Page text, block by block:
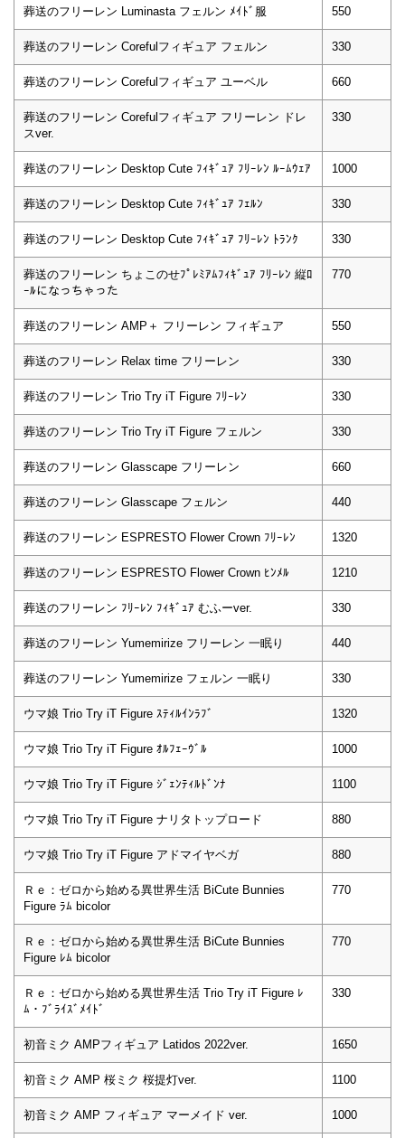
葬送のフリーレン Luminasta フェルン ﾒｲﾄﾞ服 550
葬送のフリーレン Corefulフィギュア フェルン 330
葬送のフリーレン Corefulフィギュア ユーベル 660
葬送のフリーレン Corefulフィギュア フリーレン ドレ
スver.
330
葬送のフリーレン Desktop Cute ﾌｨｷﾞｭｱ ﾌﾘｰﾚﾝ ﾙｰﾑｳｪｱ 1000
葬送のフリーレン Desktop Cute ﾌｨｷﾞｭｱ ﾌｪﾙﾝ 330
葬送のフリーレン Desktop Cute ﾌｨｷﾞｭｱ ﾌﾘｰﾚﾝ ﾄﾗﾝｸ 330
葬送のフリーレン ちょこのせﾌﾟﾚﾐｱﾑﾌｨｷﾞｭｱ ﾌﾘｰﾚﾝ 縦ﾛ
ｰﾙになっちゃった
770
葬送のフリーレン AMP＋ フリーレン フィギュア 550
葬送のフリーレン Relax time フリーレン 330
葬送のフリーレン Trio Try iT Figure ﾌﾘｰﾚﾝ 330
葬送のフリーレン Trio Try iT Figure フェルン 330
葬送のフリーレン Glasscape フリーレン 660
葬送のフリーレン Glasscape フェルン 440
葬送のフリーレン ESPRESTO Flower Crown ﾌﾘｰﾚﾝ 1320
葬送のフリーレン ESPRESTO Flower Crown ﾋﾝﾒﾙ 1210
葬送のフリーレン ﾌﾘｰﾚﾝ ﾌｨｷﾞｭｱ むふーver. 330
葬送のフリーレン Yumemirize フリーレン 一眠り 440
葬送のフリーレン Yumemirize フェルン 一眠り 330
ウマ娘 Trio Try iT Figure ｽﾃｨﾙｲﾝﾗﾌﾞ 1320
ウマ娘 Trio Try iT Figure ｵﾙﾌｪｰｳﾞﾙ 1000
ウマ娘 Trio Try iT Figure ｼﾞｪﾝﾃｨﾙﾄﾞﾝﾅ 1100
ウマ娘 Trio Try iT Figure ナリタトップロード 880
ウマ娘 Trio Try iT Figure アドマイヤベガ 880
Ｒｅ：ゼロから始める異世界生活 BiCute Bunnies
Figure ﾗﾑ bicolor
770
Ｒｅ：ゼロから始める異世界生活 BiCute Bunnies
Figure ﾚﾑ bicolor
770
Ｒｅ：ゼロから始める異世界生活 Trio Try iT Figure ﾚ
ﾑ・ﾌﾞﾗｲｽﾞﾒｲﾄﾞ
330
初音ミク AMPフィギュア Latidos 2022ver. 1650
初音ミク AMP 桜ミク 桜提灯ver. 1100
初音ミク AMP フィギュア マーメイド ver. 1000